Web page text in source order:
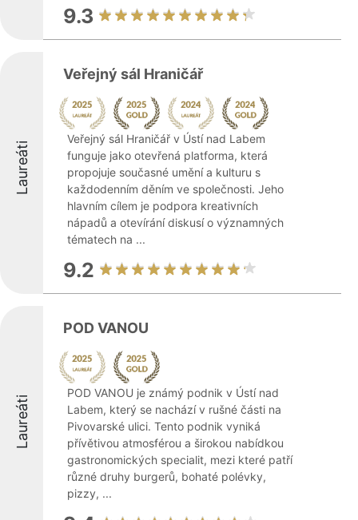
9.3
Laureáti
Veřejný sál Hraničář
Veřejný sál Hraničář v Ústí nad Labem
funguje jako otevřená platforma, která
propojuje současné umění a kulturu s
každodenním děním ve společnosti. Jeho
hlavním cílem je podpora kreativních
nápadů a otevírání diskusí o významných
tématech na ...
9.2
Laureáti
POD VANOU
POD VANOU je známý podnik v Ústí nad
Labem, který se nachází v rušné části na
Pivovarské ulici. Tento podnik vyniká
přívětivou atmosférou a širokou nabídkou
gastronomických specialit, mezi které patří
různé druhy burgerů, bohaté polévky,
pizzy, ...